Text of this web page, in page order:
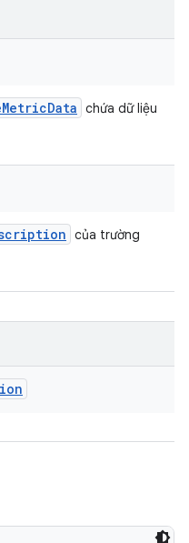
MetricData chứa dữ liệu
của trường